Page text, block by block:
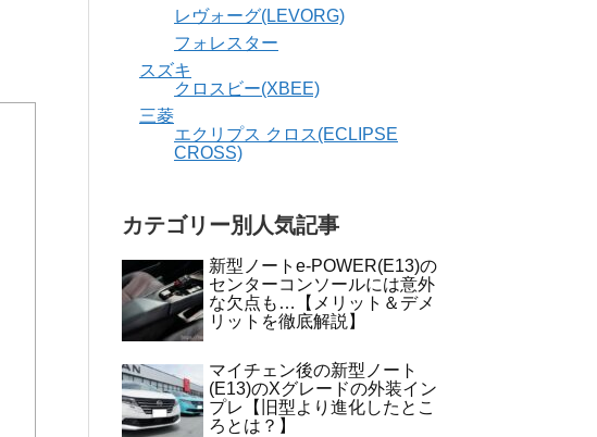
レヴォーグ(LEVORG)
フォレスター
スズキ
クロスビー(XBEE)
三菱
エクリプス クロス(ECLIPSE
CROSS)
カテゴリー別人気記事
新型ノートe-POWER(E13)の
センターコンソールには意外
な欠点も…【メリット＆デメ
リットを徹底解説】
マイチェン後の新型ノート
(E13)のXグレードの外装イン
プレ【旧型より進化したとこ
ろとは？】